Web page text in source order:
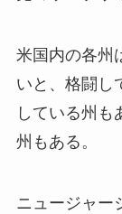
米国内の各州
いと、格闘し
している州も
州もある。
ニュージャー